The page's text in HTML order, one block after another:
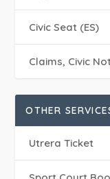
Civic Seat (ES)
Claims, Civic
OTHER
Utrera Ticket